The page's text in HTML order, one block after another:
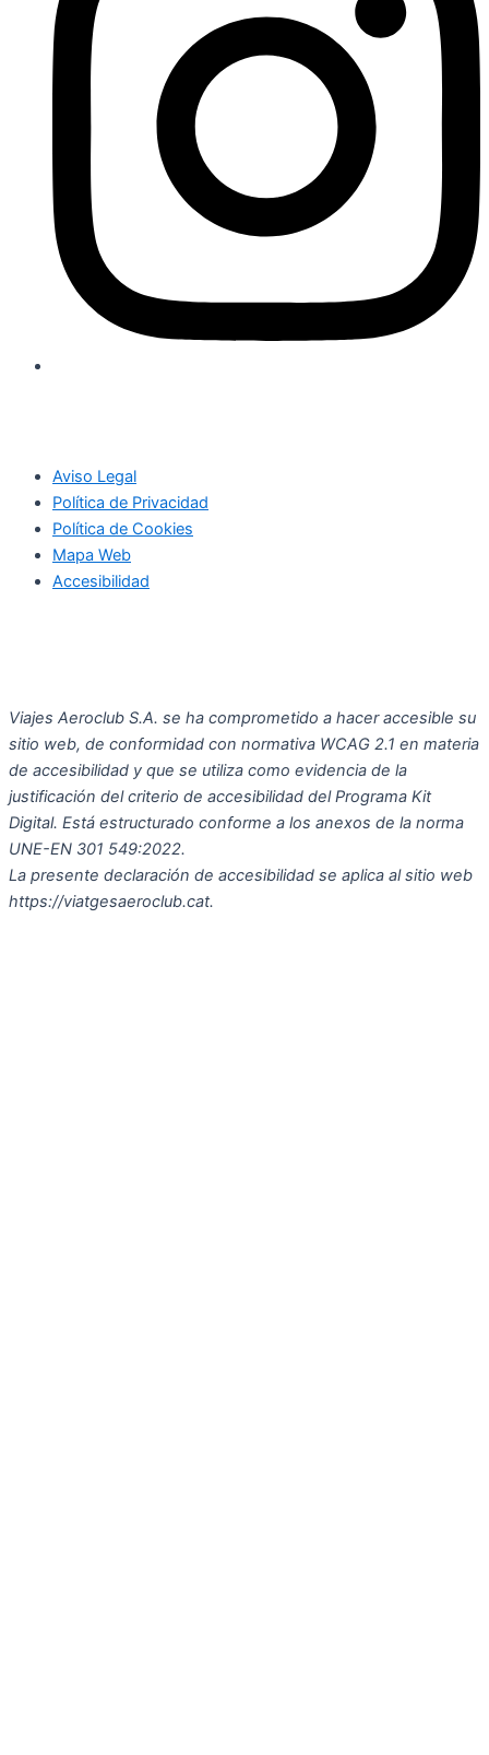
Aviso Legal
Política de Privacidad
Política de Cookies
Mapa Web
Accesibilidad
Viajes Aeroclub S.A. se ha comprometido a hacer accesible su
sitio web, de conformidad con normativa WCAG 2.1 en materia
de accesibilidad y que se utiliza como evidencia de la
justificación del criterio de accesibilidad del Programa Kit
Digital. Está estructurado conforme a los anexos de la norma
UNE-EN 301 549:2022.
La presente declaración de accesibilidad se aplica al sitio web
https://viatgesaeroclub.cat.